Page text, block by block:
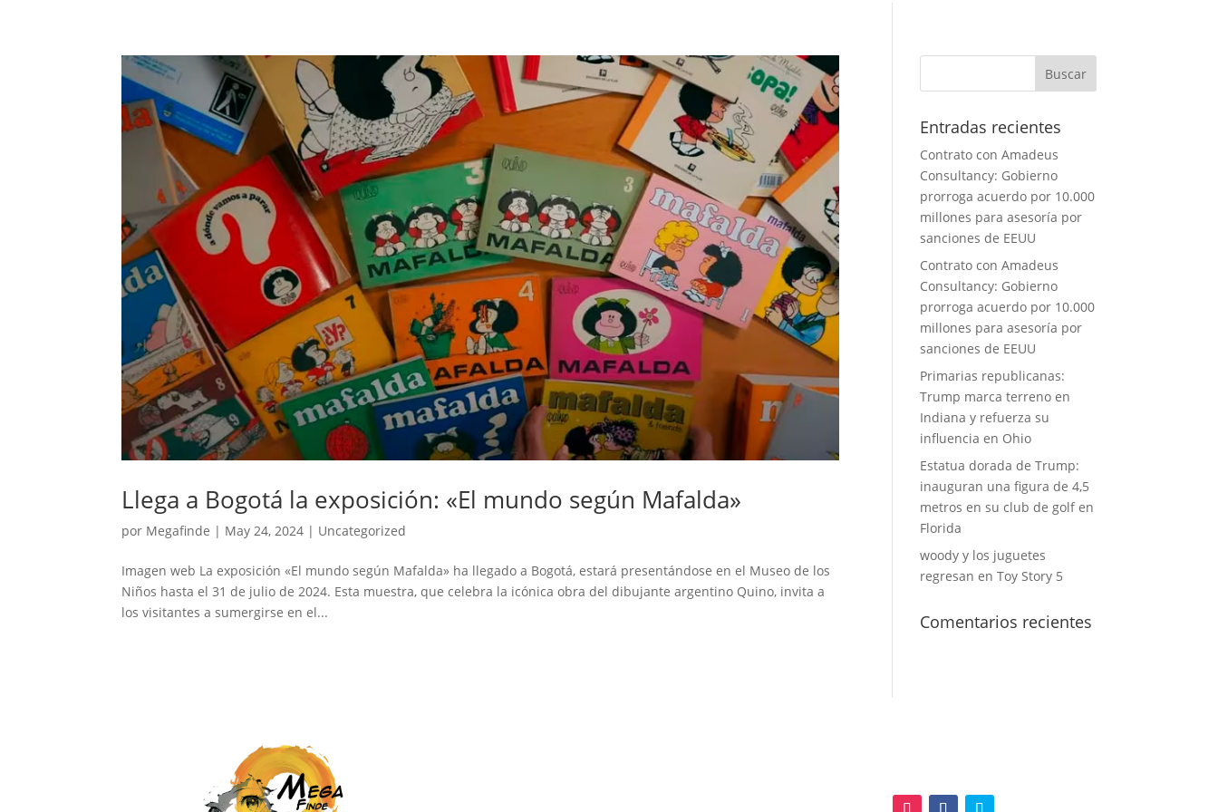
Llega a Bogotá la exposición: «El mundo según Mafalda»
por Megafinde | May 24, 2024 | Uncategorized
Imagen web La exposición «El mundo según Mafalda» ha llegado a Bogotá, estará presentándose en el Museo de los
Niños hasta el 31 de julio de 2024. Esta muestra, que celebra la icónica obra del dibujante argentino Quino, invita a
los visitantes a sumergirse en el...
Entradas recientes
Contrato con Amadeus
Consultancy: Gobierno
prorroga acuerdo por 10.000
millones para asesoría por
sanciones de EEUU
Contrato con Amadeus
Consultancy: Gobierno
prorroga acuerdo por 10.000
millones para asesoría por
sanciones de EEUU
Primarias republicanas:
Trump marca terreno en
Indiana y refuerza su
influencia en Ohio
Estatua dorada de Trump:
inauguran una figura de 4,5
metros en su club de golf en
Florida
woody y los juguetes
regresan en Toy Story 5
Comentarios recientes